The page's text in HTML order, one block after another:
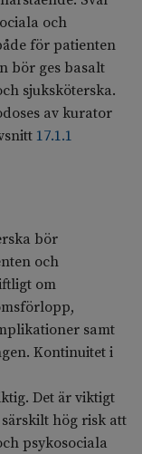
och
för patienten
bör ges basalt
sjuksköterska.
av kurator
17.1.1
bör
och
om
samt
Kontinuitet i
Det är viktigt
hög risk att
psykosociala